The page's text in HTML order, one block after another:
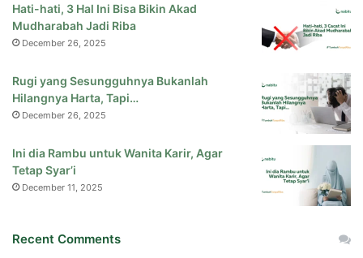
Hati-hati, 3 Hal Ini Bisa Bikin Akad
Mudharabah Jadi Riba
December 26, 2025
Rugi yang Sesungguhnya Bukanlah
Hilangnya Harta, Tapi…
December 26, 2025
Ini dia Rambu untuk Wanita Karir, Agar
Tetap Syar’i
December 11, 2025
Recent Comments